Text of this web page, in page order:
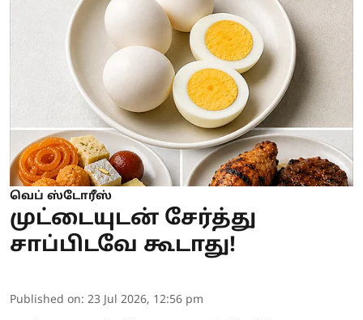
வெப் ஸ்டோரீஸ்
முட்டையுடன் சேர்த்து
சாப்பிடவே கூடாது!
Published on: 23 Jul 2026, 12:56 pm